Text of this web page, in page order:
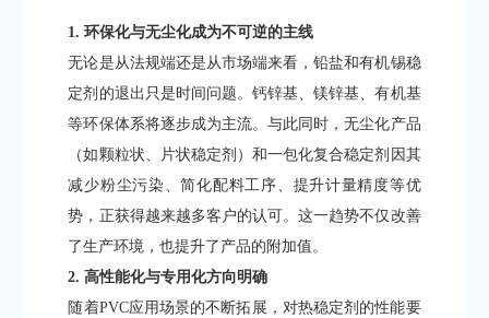
1. 环保化与无尘化成为不可逆的主线
无论是从法规端还是从市场端来看，铅盐和有机锡稳
定剂的退出只是时间问题。钙锌基、镁锌基、有机基
等环保体系将逐步成为主流。与此同时，无尘化产品
（如颗粒状、片状稳定剂）和一包化复合稳定剂因其
减少粉尘污染、简化配料工序、提升计量精度等优
势，正获得越来越多客户的认可。这一趋势不仅改善
了生产环境，也提升了产品的附加值。
2. 高性能化与专用化方向明确
随着PVC应用场景的不断拓展，对热稳定剂的性能要